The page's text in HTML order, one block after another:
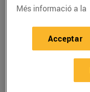
LLEGIR MÉS
Més informació a la
Acceptar